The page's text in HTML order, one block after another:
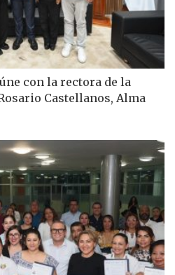
con la rectora de la
Castellanos, Alma